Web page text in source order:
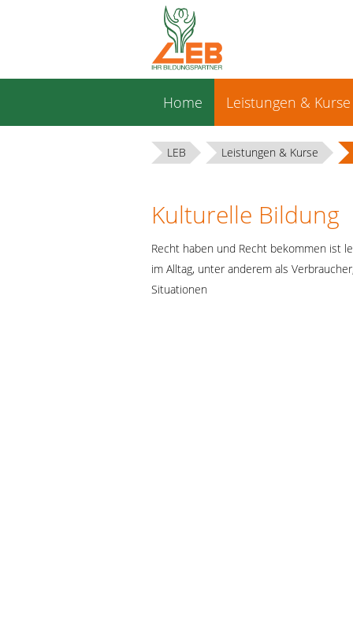
überspringen
Home Leistungen & Kurse
LEB Leistungen & Kurse
Kulturelle Bildung
Recht haben und Recht bekommen ist
im Alltag, unter anderem als
Situationen